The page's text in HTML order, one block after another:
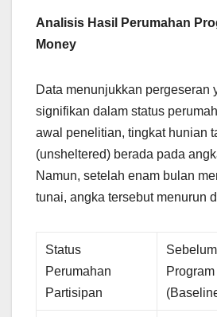
Analisis Hasil Perumahan
Money
Data menunjukkan pergeseran
signifikan dalam status
awal penelitian, tingkat hunian
(unsheltered) berada pada
Namun, setelah enam bulan
tunai, angka tersebut menurun
Status
Perumahan
Partisipan
Sebelum
Program